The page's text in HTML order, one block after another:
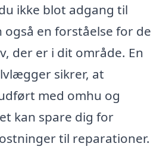
ikke blot adgang til
også en forståelse for de
der er i dit område. En
sikrer, at
med omhu og
kan spare dig for
til reparationer.